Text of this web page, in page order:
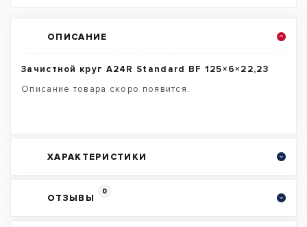
ОПИСАНИЕ
Зачистной круг A24R Standard BF 125×6×22,23
Описание товара скоро появится.
ХАРАКТЕРИСТИКИ
ОТЗЫВЫ
0